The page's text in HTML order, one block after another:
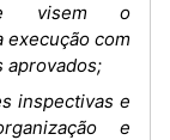
visem o
execução com
aprovados;
inspectivas e
e